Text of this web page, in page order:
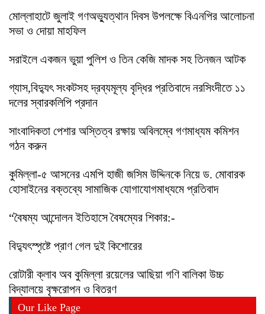
মোল্লাহাটে জুলাই গণঅভ্যুত্থান দিবস উপলক্ষে বিএনপির আলোচনা
সভা ও দোয়া মাহফিল
সরাইলে একজন ভুয়া পুলিশ ও তিন কেজি মাদক সহ তিনজন আটক
গ্যাস,বিদ্যুৎ সংকটসহ দ্রব্যমূল্য বৃদ্ধির প্রতিবাদে নরসিংদীতে ১১
দলের স্বারকলিপি প্রদান
সাংবাদিকতা পেশার অস্তিত্ব রক্ষায় অবিলম্বে গণমাধ্যম কমিশন
গঠন করুন
কুমিল্লা-৫ আসনের এমপি হাজী জসিম উদ্দিনকে নিয়ে ড. মোবারক
হোসাইনের বক্তব্যে সামাজিক যোগাযোগমাধ্যমে প্রতিবাদ
“বৈষম্য আন্দোলন ইতিহাসে বৈষম্যের শিকার:-
বিদ্যুৎস্পৃষ্টে প্রাণ গেল দুই কিশোরের
রোটারী ক্লাব অব কুমিল্লা রয়েলের আছিয়া গণি বালিকা উচ্চ
বিদ্যালয়ে বৃক্ষরোপন ও বিতরণ
Our Like Page